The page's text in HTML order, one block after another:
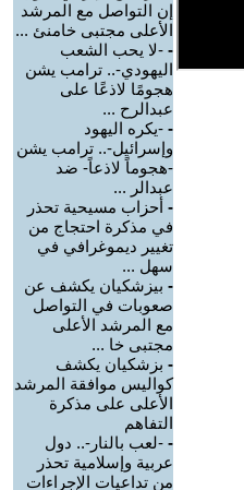
إن التواصل مع المرشد
الأعلى مجتبى خامنئ ...
- -لا يحب الشعب
اليهودي-.. ترامب يشن
هجومًا لاذعًا على
عبدالرح ...
- -يكره اليهود
وإسرائيل-.. ترامب يشن
-هجوماً لاذعاً- ضد
عبدالر ...
- أحزاب مسيحية تحذر
في مذكرة احتجاج من
تغيير ديموغرافي في
سهل ...
- بيزشكيان يكشف عن
صعوبات في التواصل
مع المرشد الأعلى
مجتبى خا ...
- بزشكيان يكشف
كواليس موافقة المرشد
الأعلى على مذكرة
التفاهم
- -لعب بالنار-.. دول
عربية وإسلامية تحذر
من تداعيات الإجراءات